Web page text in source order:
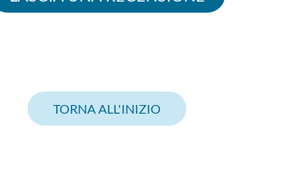
TORNA ALL'INIZIO